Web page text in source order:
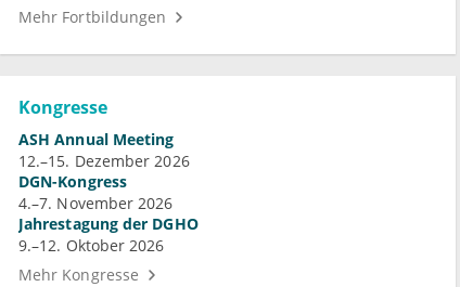
Mehr Fortbildungen
Kongresse
ASH Annual Meeting
12.–15. Dezember 2026
DGN-Kongress
4.–7. November 2026
Jahrestagung der DGHO
9.–12. Oktober 2026
Mehr Kongresse